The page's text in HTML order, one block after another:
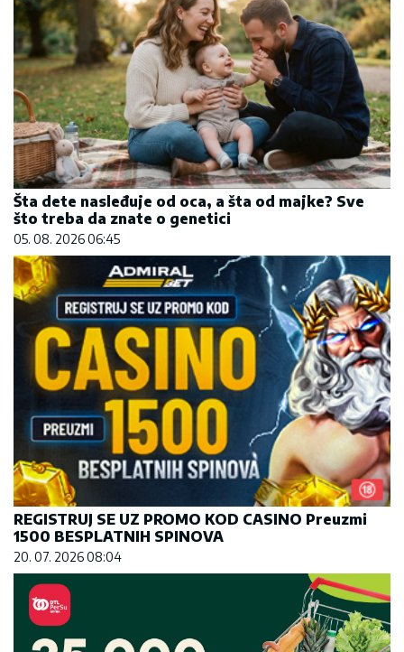
Šta dete nasleđuje od oca, a šta od majke? Sve
što treba da znate o genetici
05. 08. 2026 06:45
REGISTRUJ SE UZ PROMO KOD CASINO Preuzmi
1500 BESPLATNIH SPINOVA
20. 07. 2026 08:04